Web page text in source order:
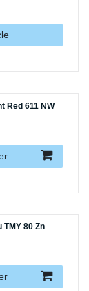
Red 611 NW
TMY 80 Zn